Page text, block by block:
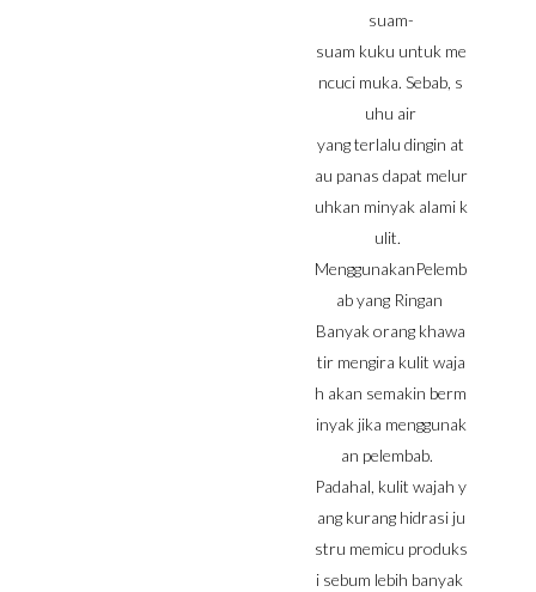
suam-
suam kuku untuk me
ncuci muka. Sebab, s
uhu air
yang terlalu dingin at
au panas dapat melur
uhkan minyak alami k
ulit.
MenggunakanPelemb
ab yang Ringan
Banyak orang khawa
tir mengira kulit waja
h akan semakin berm
inyak jika menggunak
an pelembab.
Padahal, kulit wajah y
ang kurang hidrasi ju
stru memicu produks
i sebum lebih banyak